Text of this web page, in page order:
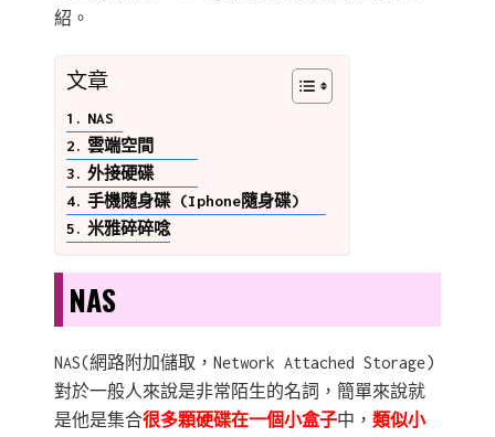
紹。
文章
NAS
雲端空間
外接硬碟
手機隨身碟 (Iphone隨身碟)
米雅碎碎唸
NAS
NAS(網路附加儲取，Network Attached Storage)
對於一般人來說是非常陌生的名詞，簡單來說就
是他是集合很多顆硬碟在一個小盒子中， 類似小